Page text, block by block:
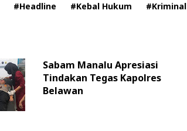
#Headline #Kebal Hukum #Kriminal
Sabam Manalu Apresiasi
Tindakan Tegas Kapolres
Belawan